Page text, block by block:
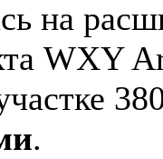
на
WXY
.